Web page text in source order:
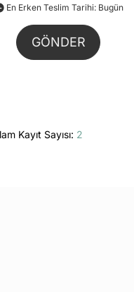
En Erken Teslim Tarihi: Bugün
GÖNDER
Kayıt Sayısı: 2